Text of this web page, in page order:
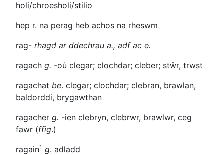
holi/chroesholi/stilio
hep r. na perag heb achos na rheswm
rag- rhagd ar ddechrau a., adf ac e.
ragach g. -où clegar; clochdar; cleber; stŵr, trwst
ragachat be. clegar; clochdar; clebran, brawlan,
baldorddi, brygawthan
ragacher g. -ien clebryn, clebrwr, brawlwr, ceg
fawr (ffig.)
ragain1 g. adladd